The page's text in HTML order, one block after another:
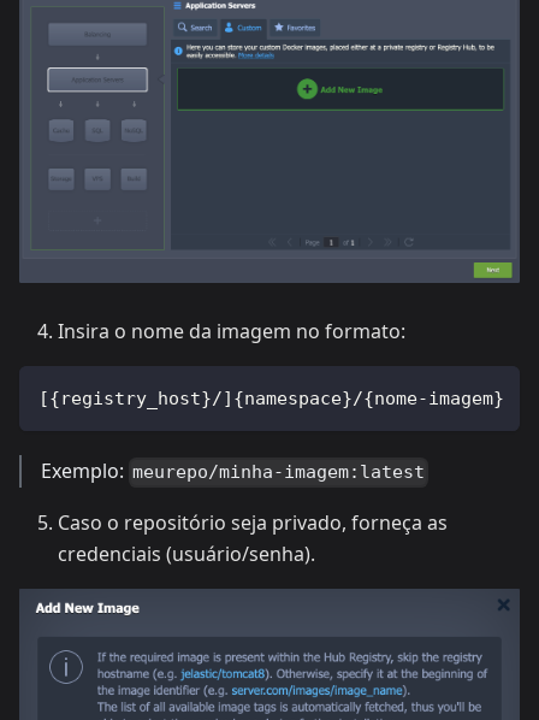
Insira o nome da imagem no formato:
[{registry_host}/]{namespace}/{nome-imagem}
Exemplo: meurepo/minha-imagem:latest
Caso o repositório seja privado, forneça as
credenciais (usuário/senha).